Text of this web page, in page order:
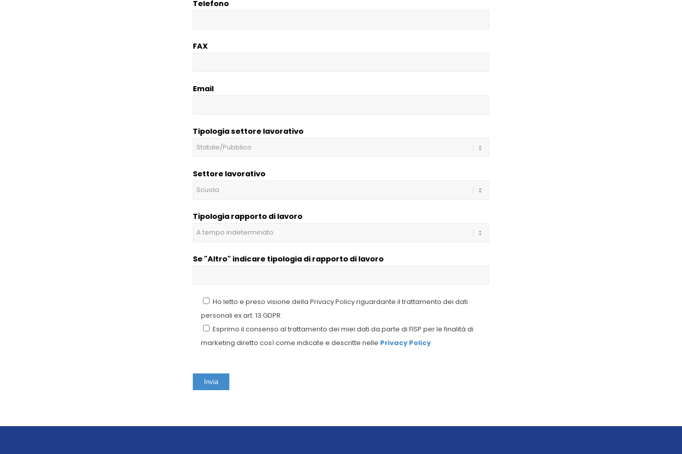
Telefono
FAX
Email
Tipologia settore lavorativo
Settore lavorativo
Tipologia rapporto di lavoro
Se "Altro" indicare tipologia di rapporto di lavoro
Ho letto e preso visione della Privacy Policy riguardante il trattamento dei dati
personali ex art. 13 GDPR.
Esprimo il consenso al trattamento dei miei dati da parte di FISP per le finalità di
marketing diretto così come indicate e descritte nelle Privacy Policy